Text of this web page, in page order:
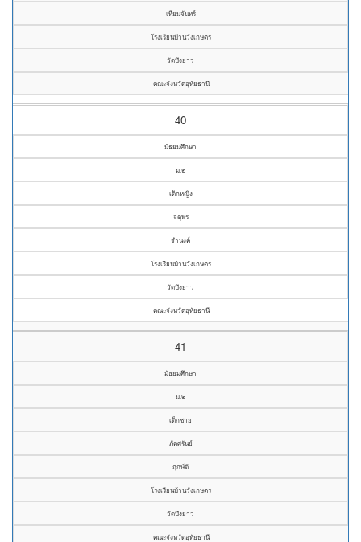
เทียมจันทร์
โรงเรียนบ้านวังเกษตร
วัดบึงยาว
คณะจังหวัดอุทัยธานี
40
มัธยมศึกษา
ม.๒
เด็กหญิง
จตุพร
จำนงค์
โรงเรียนบ้านวังเกษตร
วัดบึงยาว
คณะจังหวัดอุทัยธานี
41
มัธยมศึกษา
ม.๒
เด็กชาย
ภัคศรันย์
ฤกษ์ดี
โรงเรียนบ้านวังเกษตร
วัดบึงยาว
คณะจังหวัดอุทัยธานี